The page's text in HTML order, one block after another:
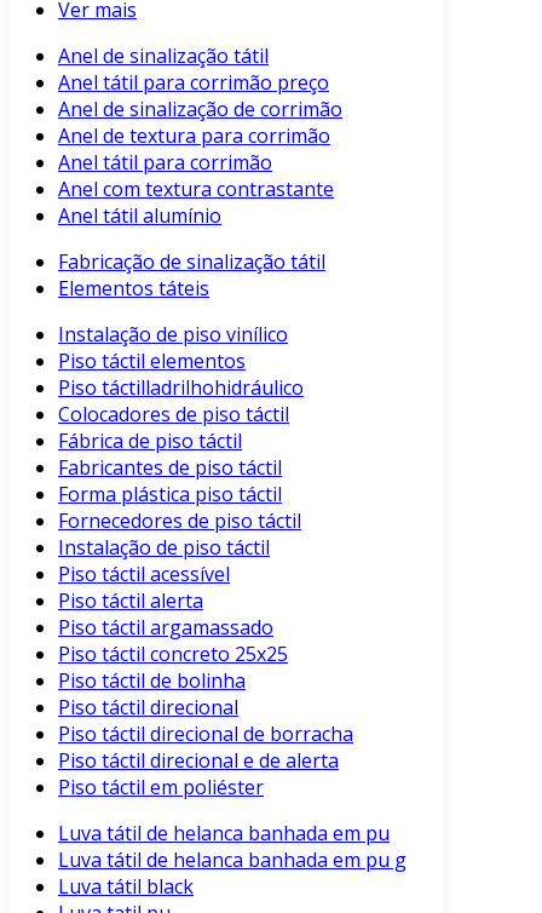
Ver mais
Anel de sinalização tátil
Anel tátil para corrimão preço
Anel de sinalização de corrimão
Anel de textura para corrimão
Anel tátil para corrimão
Anel com textura contrastante
Anel tátil alumínio
Fabricação de sinalização tátil
Elementos táteis
Instalação de piso vinílico
Piso táctil elementos
Piso táctilladrilhohidráulico
Colocadores de piso táctil
Fábrica de piso táctil
Fabricantes de piso táctil
Forma plástica piso táctil
Fornecedores de piso táctil
Instalação de piso táctil
Piso táctil acessível
Piso táctil alerta
Piso táctil argamassado
Piso táctil concreto 25x25
Piso táctil de bolinha
Piso táctil direcional
Piso táctil direcional de borracha
Piso táctil direcional e de alerta
Piso táctil em poliéster
Luva tátil de helanca banhada em pu
Luva tátil de helanca banhada em pu g
Luva tátil black